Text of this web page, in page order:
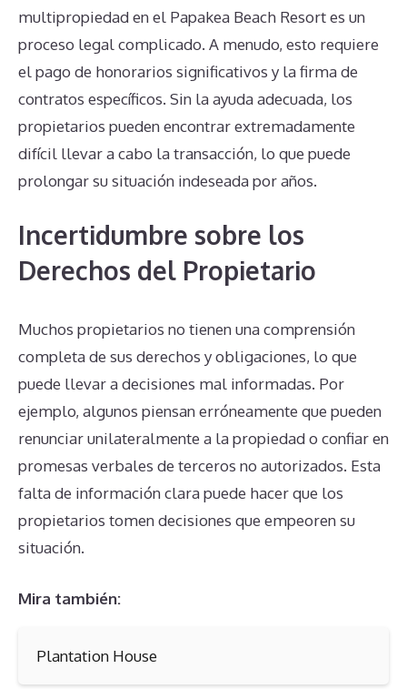
multipropiedad en el Papakea Beach Resort es un
proceso legal complicado. A menudo, esto requiere
el pago de honorarios significativos y la firma de
contratos específicos. Sin la ayuda adecuada, los
propietarios pueden encontrar extremadamente
difícil llevar a cabo la transacción, lo que puede
prolongar su situación indeseada por años.
Incertidumbre sobre los
Derechos del Propietario
Muchos propietarios no tienen una comprensión
completa de sus derechos y obligaciones, lo que
puede llevar a decisiones mal informadas. Por
ejemplo, algunos piensan erróneamente que pueden
renunciar unilateralmente a la propiedad o confiar en
promesas verbales de terceros no autorizados. Esta
falta de información clara puede hacer que los
propietarios tomen decisiones que empeoren su
situación.
Mira también:
Plantation House